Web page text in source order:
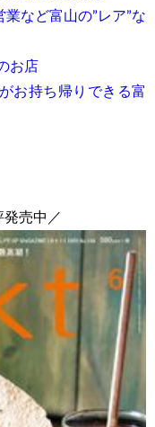
など富山の”レア”な
お店
お持ち帰りできる富
発売中／